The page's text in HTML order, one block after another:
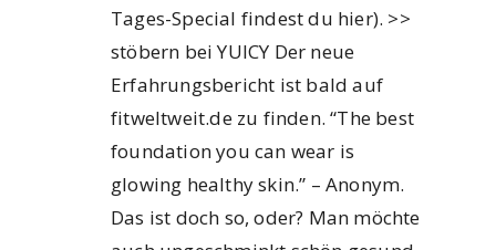
Tages-Special findest du hier). >>
stöbern bei YUICY Der neue
Erfahrungsbericht ist bald auf
fitweltweit.de zu finden. “The best
foundation you can wear is
glowing healthy skin.” – Anonym.
Das ist doch so, oder? Man möchte